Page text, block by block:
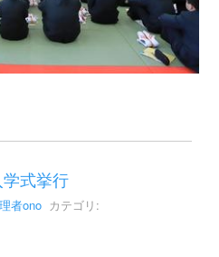
式挙行
者ono カテゴリ: